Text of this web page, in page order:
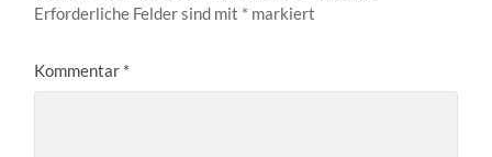
Erforderliche Felder sind mit * markiert
Kommentar *